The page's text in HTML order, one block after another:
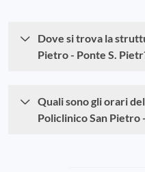
Dove si trova la
Pietro - Ponte S.
Quali sono gli orari
Policlinico San Pietro